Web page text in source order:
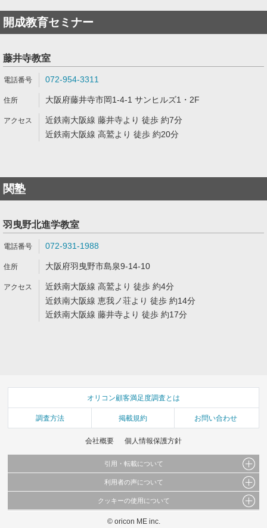
開成教育セミナー
藤井寺教室
072-954-3311
大阪府藤井寺市岡1-4-1 サンヒルズ1・2F
近鉄南大阪線 藤井寺より 徒歩 約7分
近鉄南大阪線 高鷲より 徒歩 約20分
関塾
羽曳野北進学教室
072-931-1988
大阪府羽曳野市島泉9-14-10
近鉄南大阪線 高鷲より 徒歩 約4分
近鉄南大阪線 恵我ノ荘より 徒歩 約14分
近鉄南大阪線 藤井寺より 徒歩 約17分
オリコン顧客満足度調査とは
調査方法 掲載規約 お問い合わせ
会社概要 個人情報保護方針
引用・転載について
当サイトで公開されている情報（文字、写真、イラスト、画像データ等）及びこれらの配
これらの情報を権利者の許可なく無断転載・複製などの二次利用を行うことは固く禁じて
利用者の声について
当サイトに掲載している内容はすべてサービスの利用者が提出された見解・感想です。
弊社の見解・ 意見ではないことをご理解いただいた上でご覧ください。
クッキーの使用について
このサイトでは Cookie を使用して、ユーザーに合わせたコンテンツや広告の表示、ソー
© oricon ME inc.